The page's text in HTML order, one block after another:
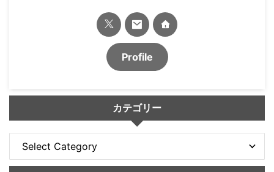
Profile
カテゴリー